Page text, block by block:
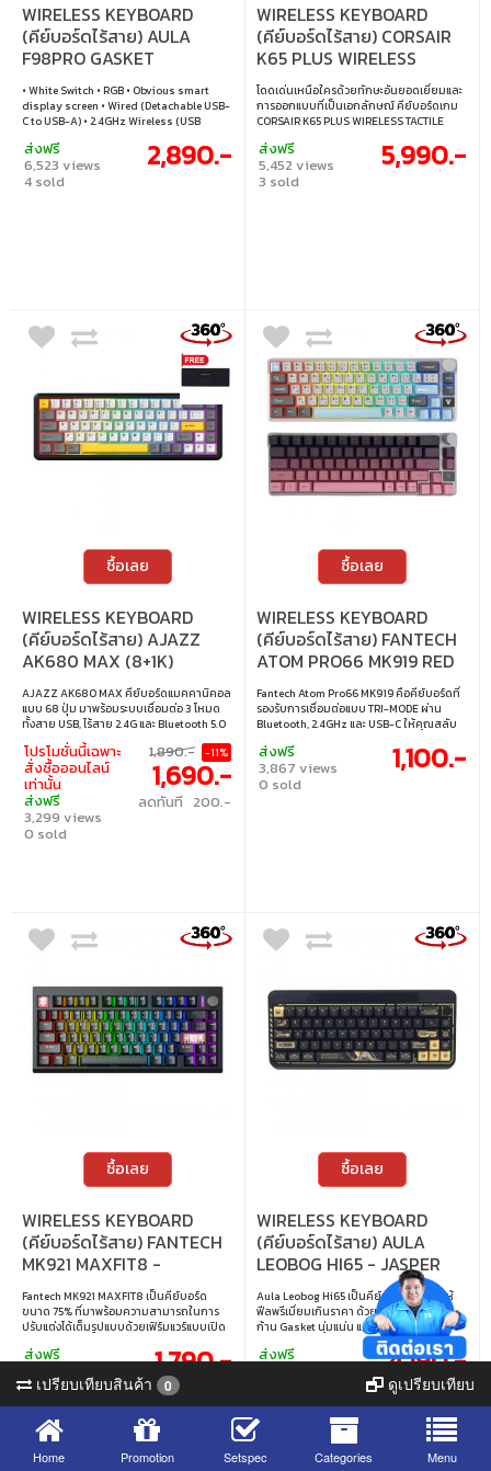
WIRELESS KEYBOARD
(คีย์บอร์ดไร้สาย) AULA
F98PRO GASKET
MECHANICALl (BLACK)
(WHITE SWITCH) (TH/EN)
• White Switch • RGB • Obvious smart
display screen • Wired (Detachable USB-
C to USB-A) • 2.4GHz Wireless (USB
/ macOS / Android
ส่งฟรี
6,523 views
4 sold
2,890.-
WIRELESS KEYBOARD
(คีย์บอร์ดไร้สาย) CORSAIR
K65 PLUS WIRELESS
CORSAIR MLX TACTILE
SWITCH RGB EN - BLACK
(CH-91D441F-NA)
โดดเด่นเหนือใครด้วยทักษะอันยอดเยี่ยมและ
การออกแบบที่เป็นเอกลักษณ์ คีย์บอร์ดเกม
CORSAIR K65 PLUS WIRELESS TACTILE
swappable) ที่เต็มเปี่ยมไปด้วยประสิทธิภาพ
และบุคลิกภาพ ปรับประสบการณ์การพิมพ์
ของคุณด้วยสวิตช์ CORSAIR MLX Fusion
ส่งฟรี
5,452 views
3 sold
5,990.-
ซื้อเลย
WIRELESS KEYBOARD
(คีย์บอร์ดไร้สาย) AJAZZ
AK680 MAX (8+1K)
MAGNETIC SWITCH RGB
EN/TH - STARRY NIGHT
AJAZZ AK680 MAX คีย์บอร์ดแมคคานิคอล
แบบ 68 ปุ่ม มาพร้อมระบบเชื่อมต่อ 3 โหมด
ทั้งสาย USB, ไร้สาย 2.4G และ Bluetooth 5.0
รองรับการเปลี่ยนสวิตช์ทุกปุ่ม (Hot-Swap)
และไฟ RGB ปรับได้ถึง 18 โหมด พร้อมปรับแต่ง
ได้ผ่านซอฟต์แวร์ ใช้งานได้กับทั้ง Windows
และ Mac ตัวเครื่องผลิตจากวัสดุ ABS แข็งแรง
น้ำหนักเบา พกพาง่าย พร้อมแบตเตอรี่
3000mAh ใช้งานไร้สายได้ยาวนาน • สวิตช์ :
Magnetic Switch (Linear) • ขนาด : 65% •
โปรโมชั่นนี้เฉพาะ
สั่งซื้อออนไลน์
เท่านั้น
ส่งฟรี
3,299 views
0 sold
1,890.- -11%
1,690.-
ลดทันที 200.-
ซื้อเลย
WIRELESS KEYBOARD
(คีย์บอร์ดไร้สาย) FANTECH
ATOM PRO66 MK919 RED
SWITCH RGB EN/TH -
GRAY + ACK04 PINK
KEYCAP
Fantech Atom Pro66 MK919 คือคีย์บอร์ดที่
รองรับการเชื่อมต่อแบบ TRI-MODE ผ่าน
Bluetooth, 2.4GHz และ USB-C ให้คุณสลับ
ปรับแต่งได้ตามใจ พร้อมไฟ RGB ด้านข้างที่
เพิ่มความสวยงามและความทันสมัย ปุ่ม
ควบคุมแบบ KNOB เดียวช่วยปรับไฟและเสียง
• สวิตช์ : Red switch (linear) • ขนาด : 65% •
แสงไฟ : RGB • คีย์แคป : ภาษาอังกฤษ / ภาษา
ไทย • เลย์เอาต์ : ANSI • การเชื่อมต่อ : แบบใช้
สาย USB-C เป็น USB-A • การเปลี่ยนสวิตช์ :
เปลี่ยนสวิตช์ได้ รองรับสวิตช์ 3 ขา / 5 ขา
ส่งฟรี
3,867 views
0 sold
1,100.-
ซื้อเลย
WIRELESS KEYBOARD
(คีย์บอร์ดไร้สาย) FANTECH
MK921 MAXFIT8 -
QMK/VIA WHITE SWITCH
RGB EN/TH BLACK
Fantech MK921 MAXFIT8 เป็นคีย์บอร์ด
ขนาด 75% ที่มาพร้อมความสามารถในการ
ปรับแต่งได้เต็มรูปแบบด้วยเฟิร์มแวร์แบบเปิด
Mode ทั้งแบบมีสาย, บลูทูธ และ 2.4 GHz ให้
ความยืดหยุ่นสูงในการใช้งานกับอุปกรณ์
หลากหลาย มาพร้อมโครงสร้างแบบ Gasket
Mount ให้สัมผัสการกดที่นุ่มนวล ระบบไฟ
RGB ปรับแต่งได้ และปุ่มหมุน Knob เพื่อการ
ควบคุมที่สะดวกยิ่งขึ้น • สวิตช์ : White
Switch (Linear) • ขนาด : 75% • การตั้งค่า
คีย์บอร์ด : QMK / VIA • แสงไฟ : RGB • คีย์แคป
ส่งฟรี
2 sold
1,790.-
ซื้อเลย
WIRELESS KEYBOARD
(คีย์บอร์ดไร้สาย) AULA
LEOBOG HI65 - JASPER
SWITCH RGB EN BLACK
Aula Leobog Hi65 เป็นคีย์บอร์ด 65% ที่ให้
ฟีลพรีเมี่ยมเกินราคา ด้วยบอดี้อลูมิเนียม
ก้าน Gasket นุ่มแน่น และสวิตช์ Jasper
Linear กดลื่นเงียบ Hot-swap รองรับเปลี่ยน
สวิตช์ได้อิสระ มีไฟ RGB แบบ Pickup ที่ซิงก์
กับเสียงเพลงพร้อมโหมดแสงกว่า 20 แบบ
แถมมีปุ่มหมุนสลับโหมด Office / Game ให้
ทันที ใช้งานได้ทั้งสาย USB-C, 2.4GHz และ
Bluetooth พร้อมแบต 4000mAh ใช้ยาว
รองรับมาโคร-คัสตอมไดรเวอร์ครบ เหมาะทั้ง
ทำงานและเล่นเกมในบอร์ดเดียว • สวิตช์ :
Jasper Switch (Linear) • ขนาด : 65% • แสง
ส่งฟรี 4,190.-
เปรียบเทียบสินค้า 0 ดูเปรียบเทียบ
Home Promotion Setspec Categories Menu